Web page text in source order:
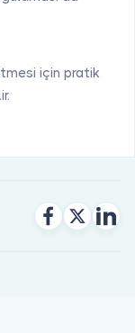
için pratik